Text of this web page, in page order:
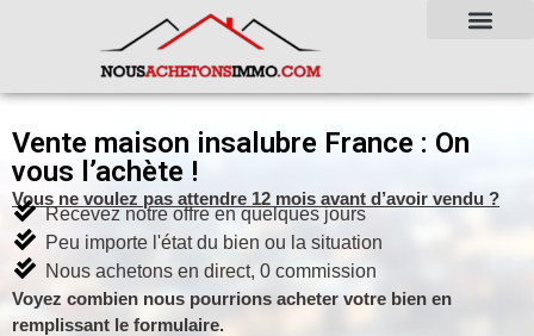
Vente maison insalubre France : On
vous l’achète !
Vous ne voulez pas attendre 12 mois avant d’avoir vendu ?
Recevez notre offre en quelques jours
Peu importe l'état du bien ou la situation
Nous achetons en direct, 0 commission
Voyez combien nous pourrions acheter votre bien en
remplissant le formulaire.